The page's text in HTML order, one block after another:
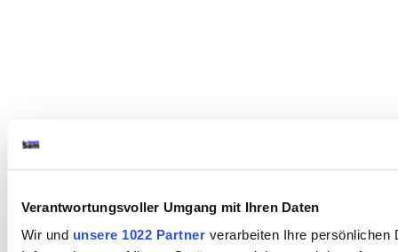
Verantwortungsvoller Umgang mit Ihren Daten
Wir und unsere 1022 Partnerverarbeiten Ihre persönlichen